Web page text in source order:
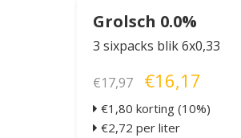
Grolsch 0.0%
3 sixpacks blik 6x0,33
€17,97 €16,17
€1,80 korting (10%)
€2,72 per liter